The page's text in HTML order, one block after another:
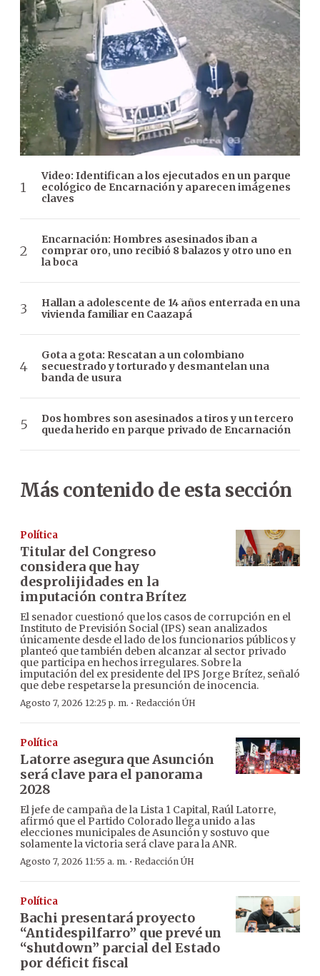
Video: Identifican a los ejecutados en un parque
ecológico de Encarnación y aparecen imágenes
claves
Encarnación: Hombres asesinados iban a
comprar oro, uno recibió 8 balazos y otro uno en
la boca
Hallan a adolescente de 14 años enterrada en una
vivienda familiar en Caazapá
Gota a gota: Rescatan a un colombiano
secuestrado y torturado y desmantelan una
banda de usura
Dos hombres son asesinados a tiros y un tercero
queda herido en parque privado de Encarnación
Más contenido de esta sección
Política
Titular del Congreso
considera que hay
desprolijidades en la
imputación contra Brítez
El senador cuestionó que los casos de corrupción en el
Instituto de Previsión Social (IPS) sean analizados
únicamente desde el lado de los funcionarios públicos y
planteó que también deben alcanzar al sector privado
que participa en hechos irregulares. Sobre la
imputación del ex presidente del IPS Jorge Brítez, señaló
que debe respetarse la presunción de inocencia.
Agosto 7, 2026 12:25 p. m. · Redacción ÚH
Política
Latorre asegura que Asunción
será clave para el panorama
2028
El jefe de campaña de la Lista 1 Capital, Raúl Latorre,
afirmó que el Partido Colorado llega unido a las
elecciones municipales de Asunción y sostuvo que
solamente la victoria será clave para la ANR.
Agosto 7, 2026 11:55 a. m. · Redacción ÚH
Política
Bachi presentará proyecto
“Antidespilfarro” que prevé un
“shutdown” parcial del Estado
por déficit fiscal